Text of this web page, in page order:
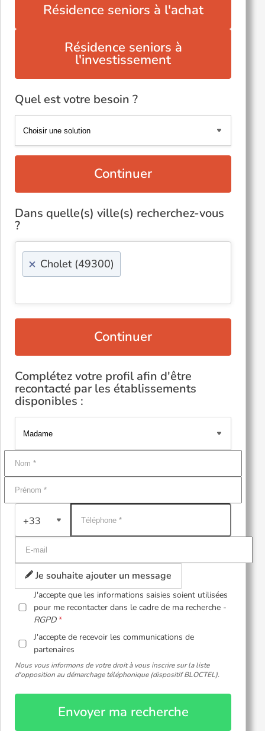
Résidence seniors à l'achat
Résidence seniors à
l'investissement
Quel est votre besoin ?
Continuer
Dans quelle(s) ville(s) recherchez-vous
?
× Cholet (49300)
Continuer
Complétez votre profil afin d'être
recontacté par les établissements
disponibles :
+33
Je souhaite ajouter un message
J'accepte que les informations saisies soient utilisées
pour me recontacter dans le cadre de ma recherche -
RGPD
J'accepte de recevoir les communications de
partenaires
Nous vous informons de votre droit à vous inscrire sur la liste
d'opposition au démarchage téléphonique (dispositif BLOCTEL).
Envoyer ma recherche